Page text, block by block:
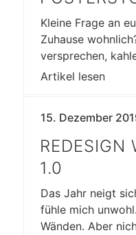
Kleine Frage an
Zuhause
versprechen,
Artikel lesen
15. Dezember
REDESIGN
1.0
Das Jahr neigt
fühle mich
Wänden. Aber